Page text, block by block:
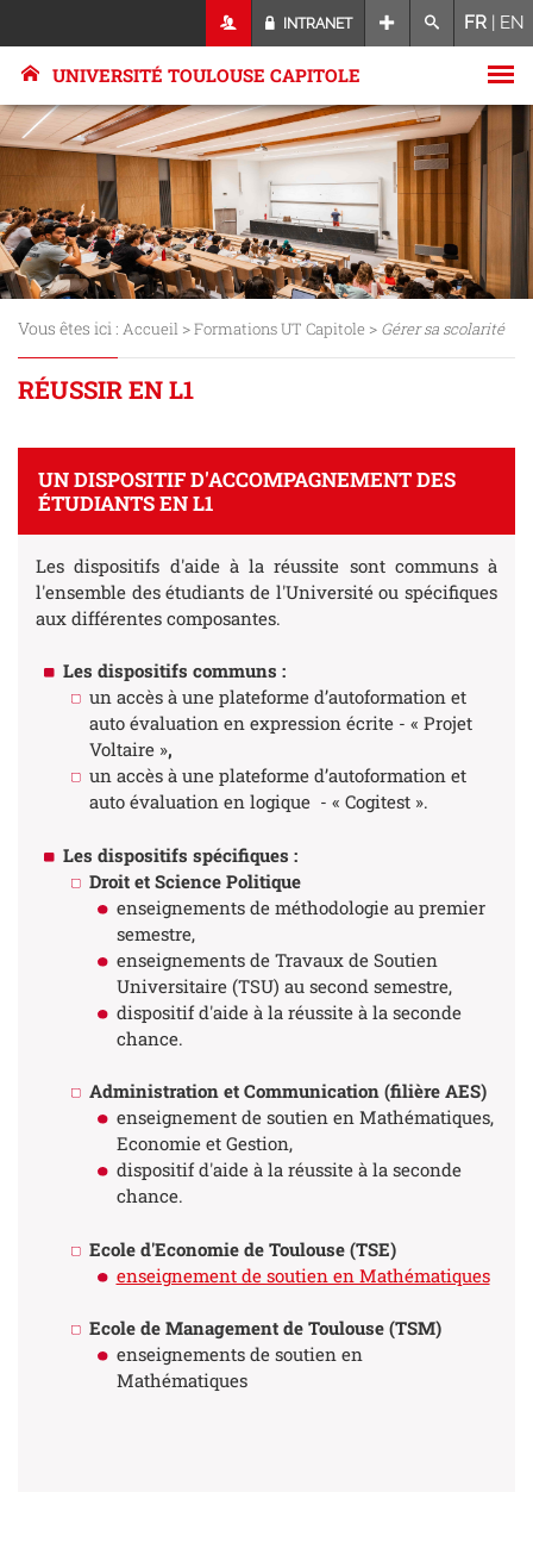
INTRANET FR | EN
UNIVERSITÉ TOULOUSE CAPITOLE
Vous êtes ici : Accueil >Formations UT Capitole > Gérer sa scolarité
RÉUSSIR EN L1
UN DISPOSITIF D'ACCOMPAGNEMENT DES
ÉTUDIANTS EN L1
Les dispositifs d'aide à la réussite sont communs à
l'ensemble des étudiants de l'Université ou spécifiques
aux différentes composantes.
Les dispositifs communs :
un accès à une plateforme d’autoformation et
auto évaluation en expression écrite - « Projet
Voltaire »,
un accès à une plateforme d’autoformation et
auto évaluation en logique - « Cogitest ».
Les dispositifs spécifiques :
Droit et Science Politique
enseignements de méthodologie au premier
semestre,
enseignements de Travaux de Soutien
Universitaire (TSU) au second semestre,
dispositif d'aide à la réussite à la seconde
chance.
Administration et Communication (filière AES)
enseignement de soutien en Mathématiques,
Economie et Gestion,
dispositif d'aide à la réussite à la seconde
chance.
Ecole d'Economie de Toulouse (TSE)
enseignement de soutien en Mathématiques
Ecole de Management de Toulouse (TSM)
enseignements de soutien en
Mathématiques